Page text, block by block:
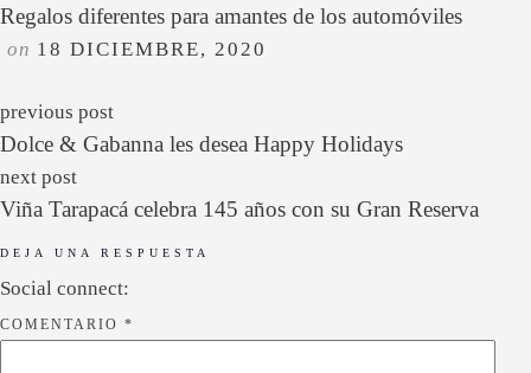
Regalos diferentes para amantes de los automóviles
on 18 DICIEMBRE, 2020
previous post
Dolce & Gabanna les desea Happy Holidays
next post
Viña Tarapacá celebra 145 años con su Gran Reserva
DEJA UNA RESPUESTA
Social connect:
COMENTARIO *